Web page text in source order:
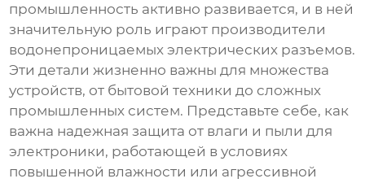
промышленность активно развивается, и в ней
значительную роль играют производители
водонепроницаемых электрических разъемов.
Эти детали жизненно важны для множества
устройств, от бытовой техники до сложных
промышленных систем. Представьте себе, как
важна надежная защита от влаги и пыли для
электроники, работающей в условиях
повышенной влажности или агрессивной